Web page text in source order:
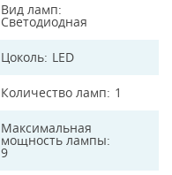
Вид ламп
Светодиодная
Цоколь LED
Количество ламп 1
Максимальная
мощность лампы
9